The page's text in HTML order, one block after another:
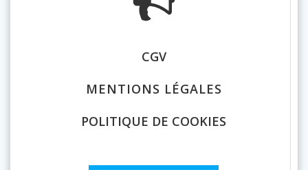
CGV
MENTIONS LÉGALES
POLITIQUE DE COOKIES